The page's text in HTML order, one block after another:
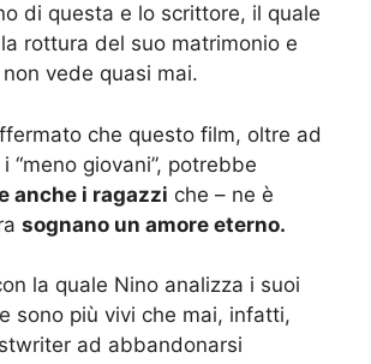
di questa e lo scrittore, il quale
rottura del suo matrimonio e
vede quasi mai.
che questo film, oltre ad
“meno giovani”, potrebbe
anche i ragazzi che – ne è
sognano un amore eterno.
la quale Nino analizza i suoi
sono più vivi che mai, infatti,
ad abbandonarsi